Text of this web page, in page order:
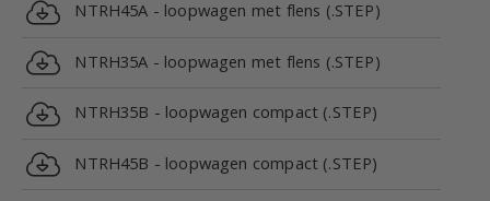
NTRH45A - loopwagen met flens (.STEP)
NTRH35A - loopwagen met flens (.STEP)
NTRH35B - loopwagen compact (.STEP)
NTRH45B - loopwagen compact (.STEP)